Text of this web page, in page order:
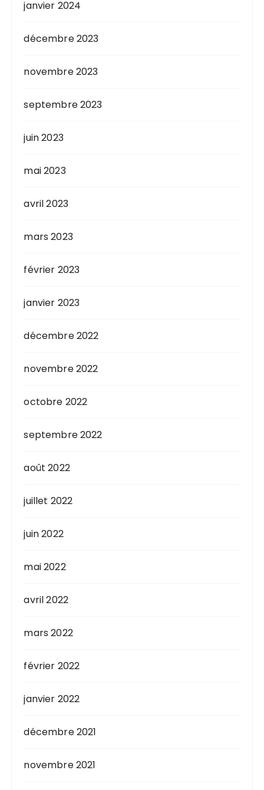
janvier 2024
décembre 2023
novembre 2023
septembre 2023
juin 2023
mai 2023
avril 2023
mars 2023
février 2023
janvier 2023
décembre 2022
novembre 2022
octobre 2022
septembre 2022
août 2022
juillet 2022
juin 2022
mai 2022
avril 2022
mars 2022
février 2022
janvier 2022
décembre 2021
novembre 2021